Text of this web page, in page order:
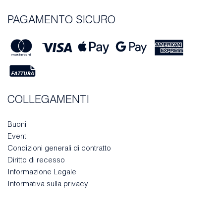
PAGAMENTO SICURO
COLLEGAMENTI
Buoni
Eventi
Condizioni generali di contratto
Diritto di recesso
Informazione Legale
Informativa sulla privacy